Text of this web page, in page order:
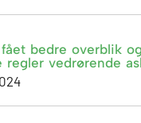
fået bedre overblik
vedrørende